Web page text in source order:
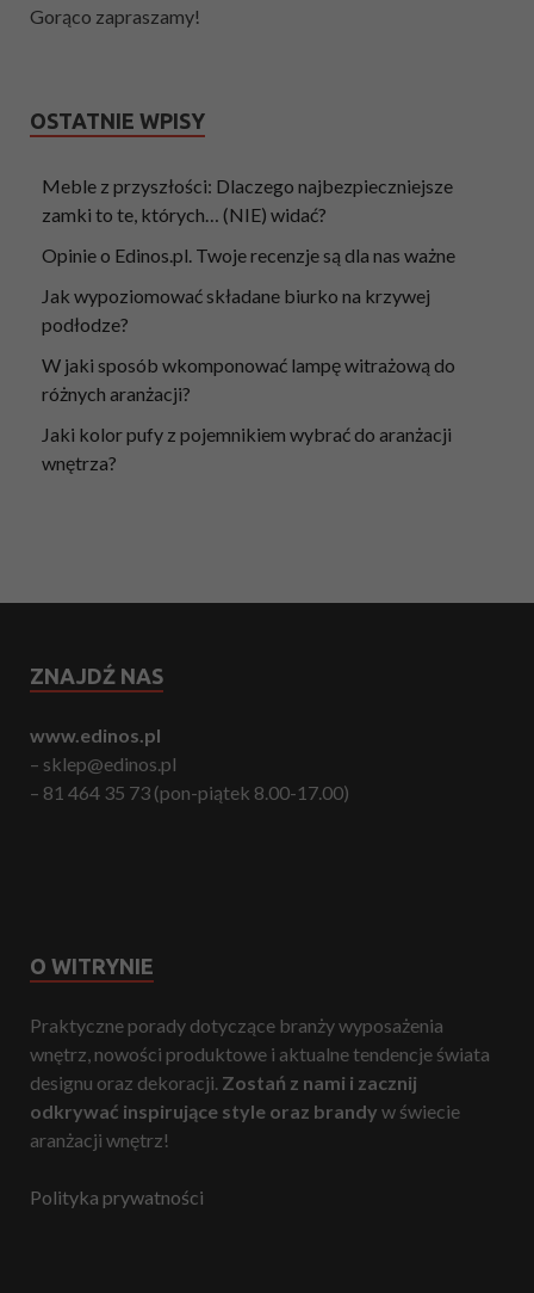
Gorąco zapraszamy!
OSTATNIE WPISY
Meble z przyszłości: Dlaczego najbezpieczniejsze
zamki to te, których… (NIE) widać?
Opinie o Edinos.pl. Twoje recenzje są dla nas ważne
Jak wypoziomować składane biurko na krzywej
podłodze?
W jaki sposób wkomponować lampę witrażową do
różnych aranżacji?
Jaki kolor pufy z pojemnikiem wybrać do aranżacji
wnętrza?
ZNAJDŹ NAS
www.edinos.pl
– sklep@edinos.pl
– 81 464 35 73 (pon-piątek 8.00-17.00)
O WITRYNIE
Praktyczne porady dotyczące branży wyposażenia
wnętrz, nowości produktowe i aktualne tendencje świata
designu oraz dekoracji. Zostań z nami i zacznij
odkrywać inspirujące style oraz brandy w świecie
aranżacji wnętrz!
Polityka prywatności